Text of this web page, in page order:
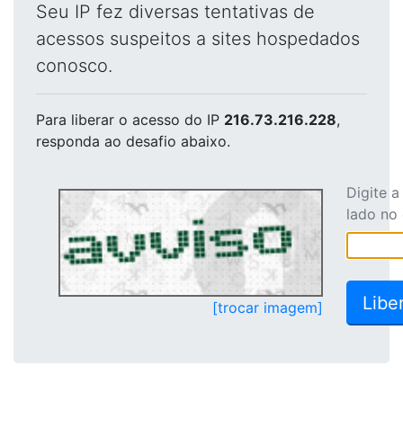
Seu IP fez diversas tentativas de
acessos suspeitos a sites hospedados
conosco.
Para liberar o acesso do IP 216.73.216.228,
responda ao desafio abaixo.
[trocar imagem]
Digite
lado no